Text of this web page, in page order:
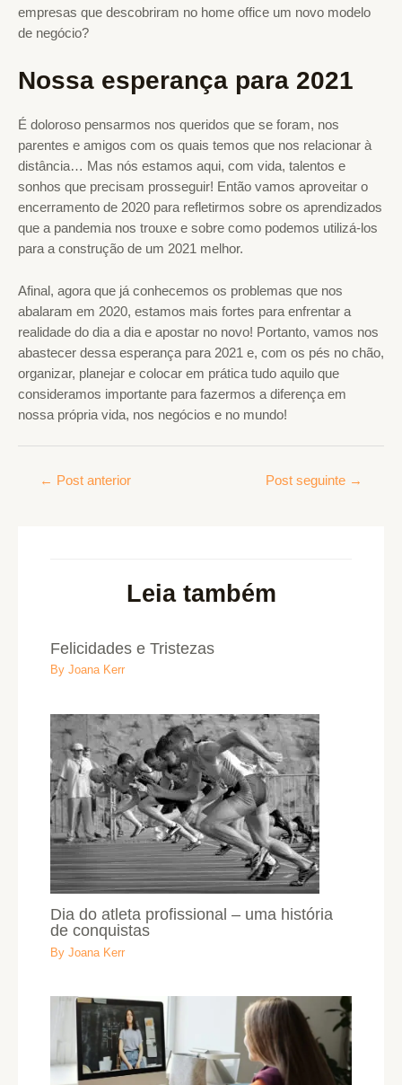
empresas que descobriram no home office um novo modelo
de negócio?
Nossa esperança para 2021
É doloroso pensarmos nos queridos que se foram, nos
parentes e amigos com os quais temos que nos relacionar à
distância… Mas nós estamos aqui, com vida, talentos e
sonhos que precisam prosseguir! Então vamos aproveitar o
encerramento de 2020 para refletirmos sobre os aprendizados
que a pandemia nos trouxe e sobre como podemos utilizá-los
para a construção de um 2021 melhor.
Afinal, agora que já conhecemos os problemas que nos
abalaram em 2020, estamos mais fortes para enfrentar a
realidade do dia a dia e apostar no novo! Portanto, vamos nos
abastecer dessa esperança para 2021 e, com os pés no chão,
organizar, planejar e colocar em prática tudo aquilo que
consideramos importante para fazermos a diferença em
nossa própria vida, nos negócios e no mundo!
← Post anterior Post seguinte →
Leia também
Felicidades e Tristezas
ByJoana Kerr
Dia do atleta profissional – uma história
de conquistas
ByJoana Kerr